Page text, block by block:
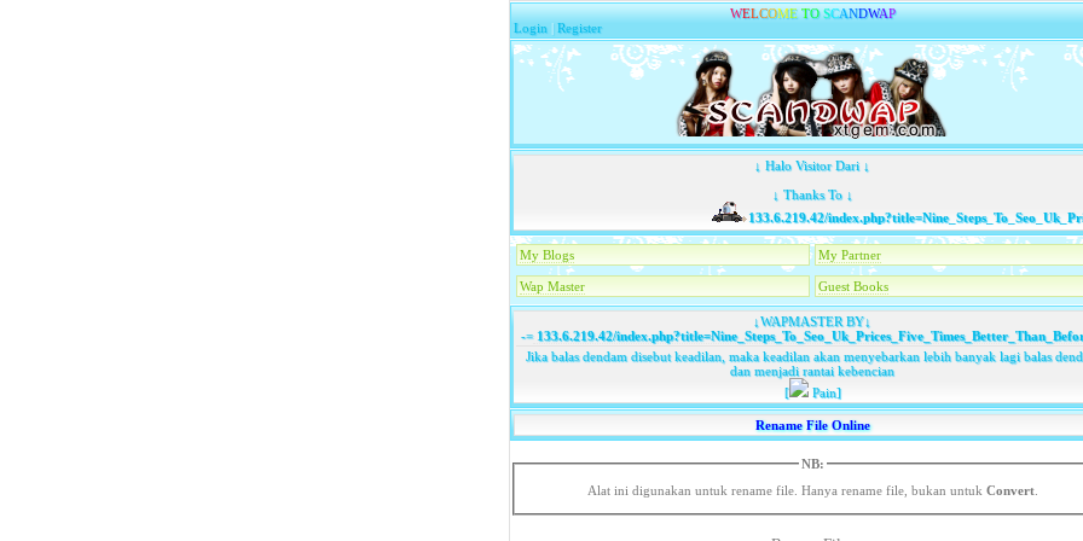
WELCOME TO SCANDWAP
Login |Register
↓ Halo Visitor Dari ↓
↓ Thanks To ↓
133.6.219.42/
My Blogs My Partner
Wap Master Guest Books
↓WAPMASTER BY↓
-=133.6.219.42/
Jika balas dendam disebut keadilan, maka keadilan akan menyebarkan lebih banyak lagi balas
dan menjadi rantai kebencian
[
Pain]
Rename File Online
NB:
Alat ini digunakan untuk rename file. Hanya rename file, bukan untuk Convert.